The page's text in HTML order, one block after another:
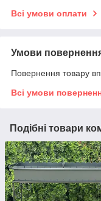
Всі умови оплати
Умови
Повернення товару
Всі умови
Подібні товари